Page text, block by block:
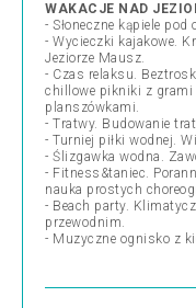
WAKACJE NAD
- Słoneczne kąpiele
- Wycieczki kajakowe.
Jeziorze Mausz.
- Czas relaksu.
chillowe pikniki z
planszówkami.
- Tratwy. Budowanie
- Turniej piłki wodnej.
- Ślizgawka wodna.
- Fitness&taniec.
nauka prostych
- Beach party.
przewodnim.
- Muzyczne ognisko z